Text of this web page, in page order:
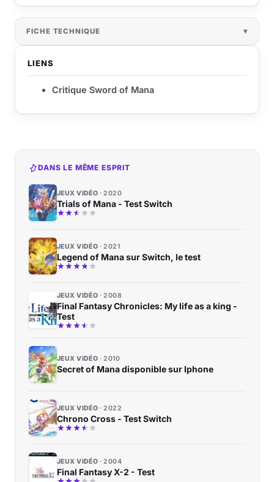
FICHE TECHNIQUE
LIENS
Critique Sword of Mana
DANS LE MÊME ESPRIT
JEUX VIDÉO 2020
Trials of Mana - Test Switch
JEUX VIDÉO 2021
Legend of Mana sur Switch, le test
JEUX VIDÉO 2008
Final Fantasy Chronicles: My life as a king -
Test
JEUX VIDÉO 2010
Secret of Mana disponible sur Iphone
JEUX VIDÉO 2022
Chrono Cross - Test Switch
JEUX VIDÉO 2004
Final Fantasy X-2 - Test